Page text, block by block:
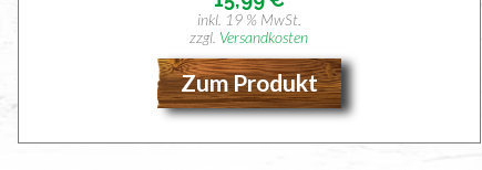
inkl. 19 % MwSt.
zzgl. Versandkosten
Zum Produkt